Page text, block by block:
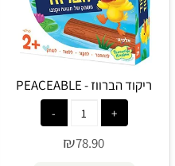
ריקוד הברווז - PEACEABLE
KINGDOM
₪78.90